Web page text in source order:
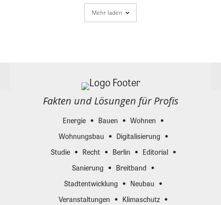
Mehr laden
Fakten und Lösungen für Profis
Energie Bauen
Wohnen
Wohnungsbau
Digitalisierung
Studie
Recht Berlin
Editorial
Sanierung
Breitband
Stadtentwicklung
Neubau
Veranstaltungen
Klimaschutz